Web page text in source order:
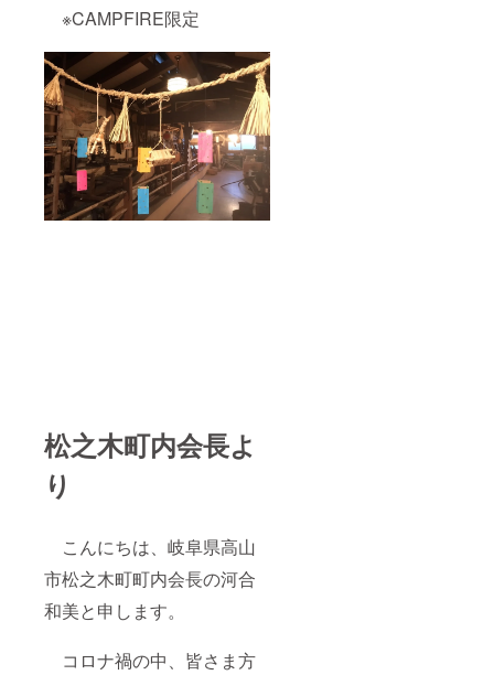
※CAMPFIRE限定
松之木町内会長よ
り
こんにちは、岐阜県高山
市松之木町町内会長の河合
和美と申します。
コロナ禍の中、皆さま方